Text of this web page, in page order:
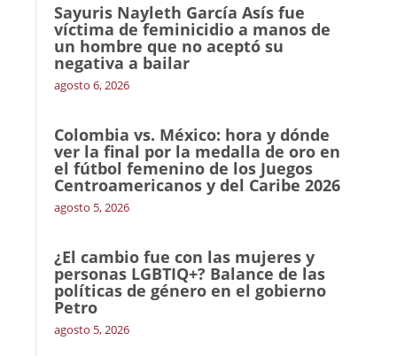
Sayuris Nayleth García Asís fue
víctima de feminicidio a manos de
un hombre que no aceptó su
negativa a bailar
agosto 6, 2026
Colombia vs. México: hora y dónde
ver la final por la medalla de oro en
el fútbol femenino de los Juegos
Centroamericanos y del Caribe 2026
agosto 5, 2026
¿El cambio fue con las mujeres y
personas LGBTIQ+? Balance de las
políticas de género en el gobierno
Petro
agosto 5, 2026